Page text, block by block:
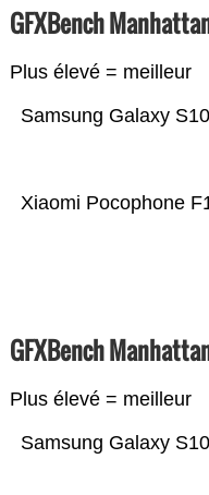
GFXBench
Plus élevé = meilleur
Xiaomi Pocophone
Samsung Galaxy S10
GFXBench
Plus élevé = meilleur
Samsung Galaxy S10